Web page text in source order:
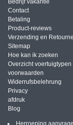
Contact
Betaling
Product-reviews
Verzending en
Sitemap
Hoe kan ik zoeken
Overzicht voertuigtypen
voorwaarden
Widerrufsbelehrung
Privacy
afdruk
Blog
Herroeping